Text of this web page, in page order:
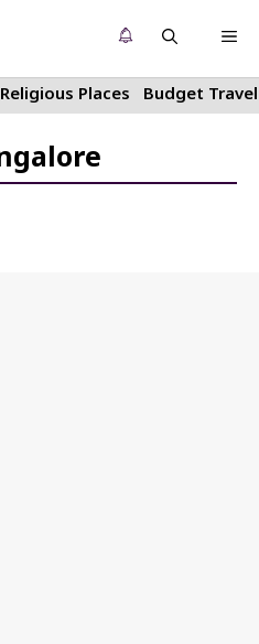
Religious Places Budget Travel